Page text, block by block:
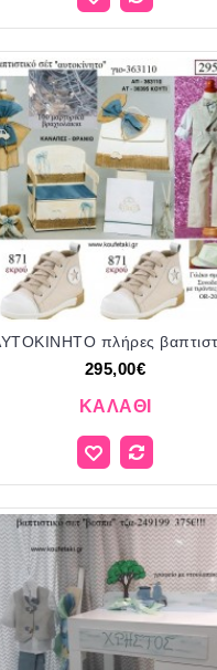
295,00€
ΚΑΛΆΘΙ